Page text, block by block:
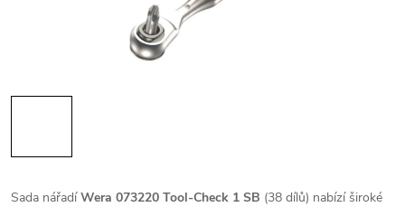
Sada nářadíWera 073220 Tool-Check 1 SB (38 dílů) nabízí široké